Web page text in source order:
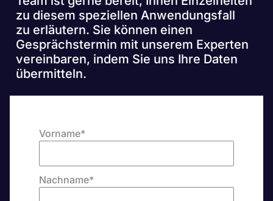
zu diesem speziellen Anwendungsfall
zu erläutern. Sie können einen
Gesprächstermin mit unserem Experten
vereinbaren, indem Sie uns Ihre Daten
übermitteln.
Vorname*
Nachname*